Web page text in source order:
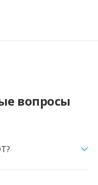
вопросы